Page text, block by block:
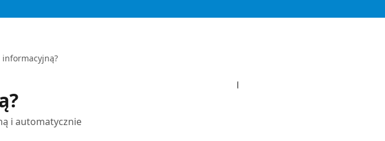
informacyjną?
i automatycznie